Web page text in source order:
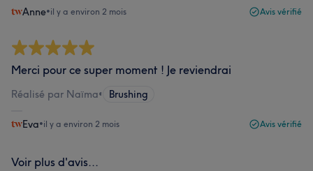
Anne•il y a environ 2 mois Avis vérifié
Merci pour ce super moment ! Je reviendrai
Réalisé par Naïma• Brushing
Eva•il y a environ 2 mois Avis vérifié
Voir plus d'avis...